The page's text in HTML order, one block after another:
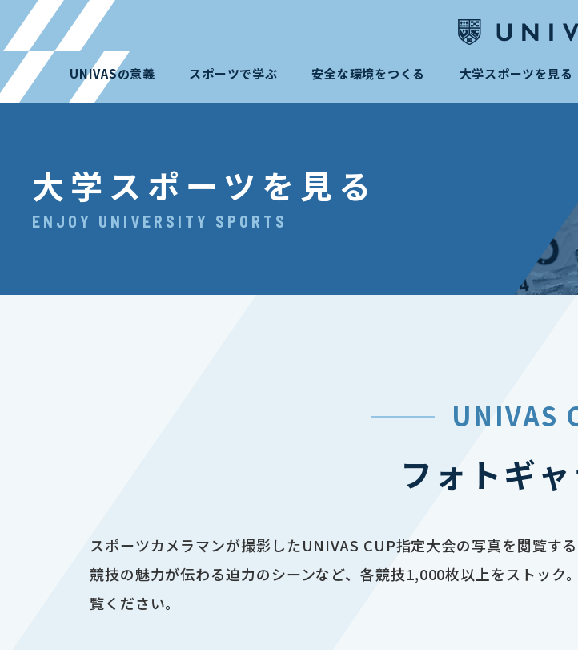
UNIVASの意義 スポーツで学ぶ 安全な環境をつくる 大学スポーツを見る
大学スポーツを見る
ENJOY UNIVERSITY SPORTS
UNIVAS
フォトギ
スポーツカメラマンが撮影したUNIVAS CUP指定大会の写真を閲覧す
競技の魅力が伝わる迫力のシーンなど、各競技1,000枚以上をストッ
覧ください。